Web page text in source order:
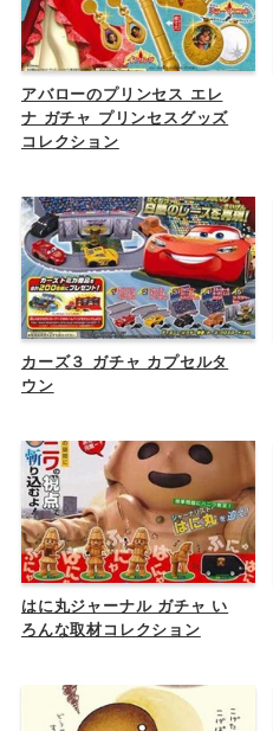
アバローのプリンセス エレ
ナ ガチャ プリンセスグッズ
コレクション
カーズ３ ガチャ カプセルタ
ウン
はに丸ジャーナル ガチャ い
ろんな取材コレクション